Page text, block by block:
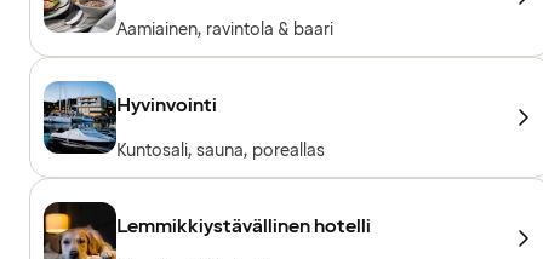
Aamiainen, ravintola & baari
Hyvinvointi
Kuntosali, sauna, poreallas
Lemmikkiystävällinen hotelli